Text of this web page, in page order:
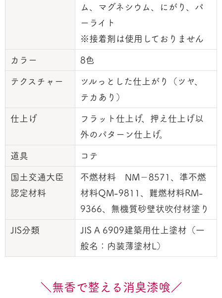
ム、マグネシウム、にがり、パ
ーライト
※接着剤は使用しておりません
カラー 8色
テクスチャー
ツルっとした仕上がり（ツヤ、
テカあり）
仕上げ
フラット仕上げ、押え仕上げ以
外のパターン仕上げ。
道具 コテ
国土交通大臣
認定材料
不燃材料 NM－8571、準不燃
材料QM-9811、難燃材料RM-
9366、無機質砂壁状吹付材塗り
JIS分類
JIS A 6909建築用仕上塗材（一
般名：内装薄塗材L）
＼無香で整える消臭漆喰／